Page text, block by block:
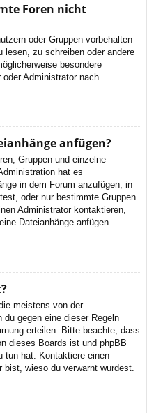
Foren nicht
oder Gruppen vorbehalten
zu schreiben oder andere
besondere
oder Administrator nach
anfügen?
Gruppen und einzelne
hat es
in dem Forum anzufügen, in
oder nur bestimmte Gruppen
Administrator kontaktieren,
Dateianhänge anfügen
meistens von der
gegen eine dieser Regeln
erteilen. Bitte beachte, dass
dieses Boards ist und phpBB
tun hat. Kontaktiere einen
wieso du verwarnt wurdest.